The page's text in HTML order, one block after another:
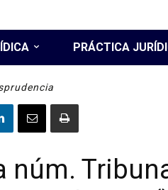
PRÁCTICA
núm.